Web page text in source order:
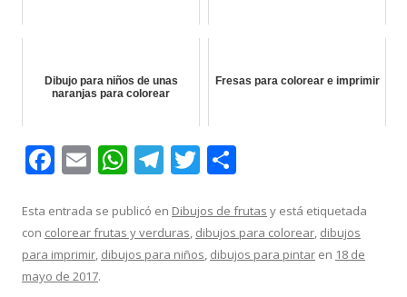
Dibujo para niños de unas
naranjas para colorear
Fresas para colorear e imprimir
F
e
b
o
E
ai
l
W
at
s
T
e
gr
T
itt
er
m
p
Esta entrada se publicó en Dibujos de frutas y está etiquetada
con colorear frutas y verduras, dibujos para colorear, dibujos
para imprimir, dibujos para niños, dibujos para pintar en 18 de
mayo de 2017.